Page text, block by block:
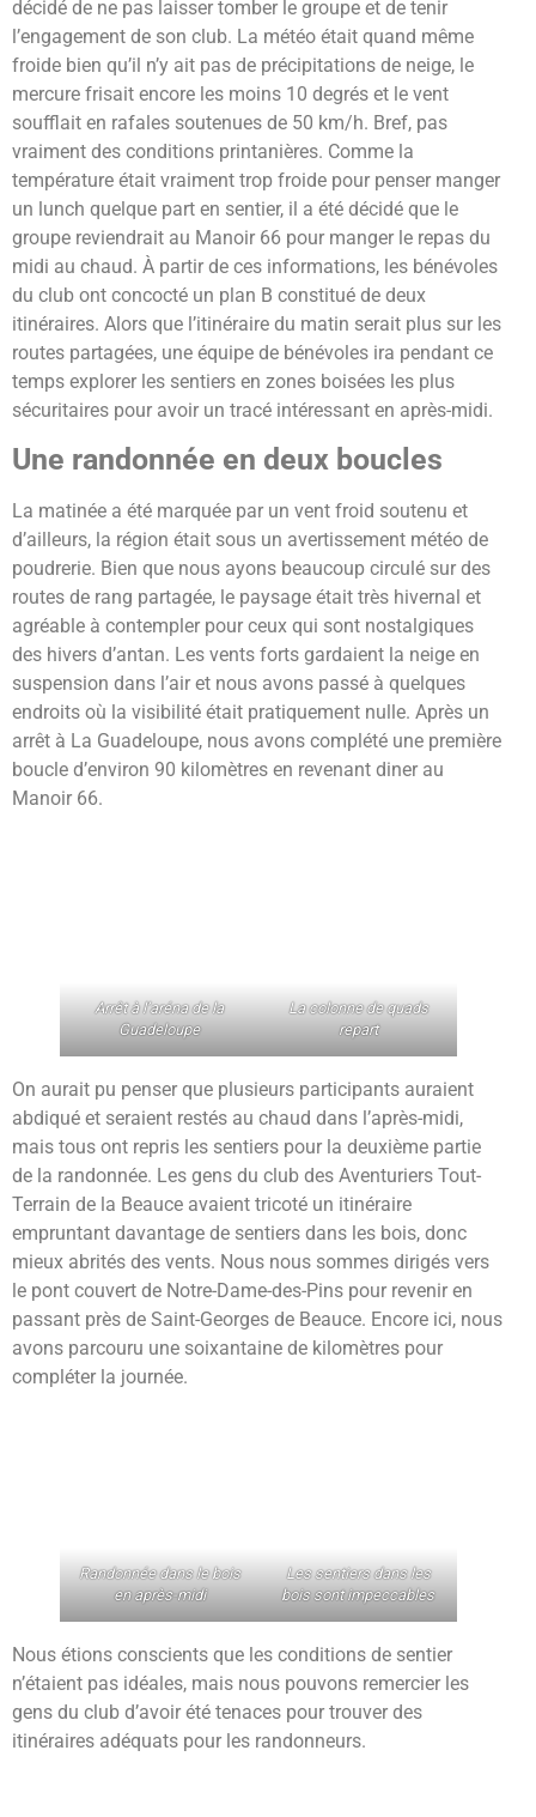
décidé de ne pas laisser tomber le groupe et de tenir
l’engagement de son club. La météo était quand même
froide bien qu’il n’y ait pas de précipitations de neige, le
mercure frisait encore les moins 10 degrés et le vent
soufflait en rafales soutenues de 50 km/h. Bref, pas
vraiment des conditions printanières. Comme la
température était vraiment trop froide pour penser manger
un lunch quelque part en sentier, il a été décidé que le
groupe reviendrait au Manoir 66 pour manger le repas du
midi au chaud. À partir de ces informations, les bénévoles
du club ont concocté un plan B constitué de deux
itinéraires. Alors que l’itinéraire du matin serait plus sur les
routes partagées, une équipe de bénévoles ira pendant ce
temps explorer les sentiers en zones boisées les plus
sécuritaires pour avoir un tracé intéressant en après-midi.
Une randonnée en deux boucles
La matinée a été marquée par un vent froid soutenu et
d’ailleurs, la région était sous un avertissement météo de
poudrerie. Bien que nous ayons beaucoup circulé sur des
routes de rang partagée, le paysage était très hivernal et
agréable à contempler pour ceux qui sont nostalgiques
des hivers d’antan. Les vents forts gardaient la neige en
suspension dans l’air et nous avons passé à quelques
endroits où la visibilité était pratiquement nulle. Après un
arrêt à La Guadeloupe, nous avons complété une première
boucle d’environ 90 kilomètres en revenant diner au
Manoir 66.
Arrêt à l’aréna de la
Guadeloupe
La colonne de quads
repart
On aurait pu penser que plusieurs participants auraient
abdiqué et seraient restés au chaud dans l’après-midi,
mais tous ont repris les sentiers pour la deuxième partie
de la randonnée. Les gens du club des Aventuriers Tout-
Terrain de la Beauce avaient tricoté un itinéraire
empruntant davantage de sentiers dans les bois, donc
mieux abrités des vents. Nous nous sommes dirigés vers
le pont couvert de Notre-Dame-des-Pins pour revenir en
passant près de Saint-Georges de Beauce. Encore ici, nous
avons parcouru une soixantaine de kilomètres pour
compléter la journée.
Randonnée dans le bois
en après-midi
Les sentiers dans les
bois sont impeccables
Nous étions conscients que les conditions de sentier
n’étaient pas idéales, mais nous pouvons remercier les
gens du club d’avoir été tenaces pour trouver des
itinéraires adéquats pour les randonneurs.